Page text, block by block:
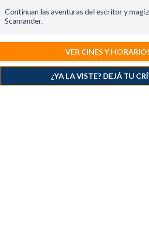
Continuan las aventuras del escritor y
Scamander.
VER CINES Y
¿YA LA VISTE? DEJÁ TU